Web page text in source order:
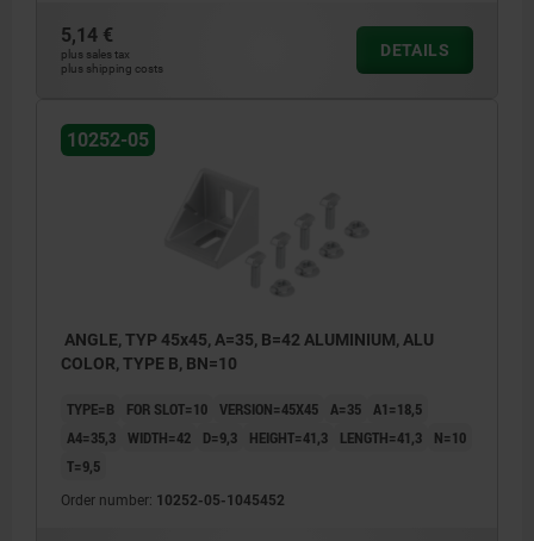
5,14 €
plus sales tax
plus shipping costs
DETAILS
10252-05
ANGLE, TYP 45x45, A=35, B=42 ALUMINIUM, ALU
COLOR, TYPE B, BN=10
TYPE=B FOR SLOT=10 VERSION=45X45 A=35 A1=18,5
A4=35,3 WIDTH=42 D=9,3 HEIGHT=41,3 LENGTH=41,3
N=10
T=9,5
Order number: 10252-05-1045452